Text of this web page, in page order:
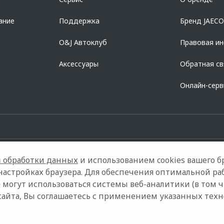
ОГРН 1027700067328 место нахождение 107078, г. Москва, ул.
Поддержка
O&J Автоклуб
Аксессуары
Бренд
Правовая
Обратная
Онлайн-
Правовая информация
обработки данных и использованием cookies вашего
браузера. Для обеспечения оптимальной
использоваться системы веб-аналитики (в том
Вы соглашаетесь с применением указанных